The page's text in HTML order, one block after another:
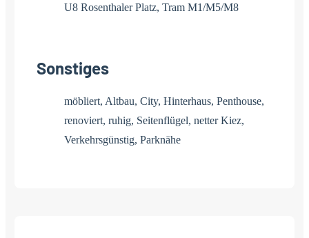
U8 Rosenthaler Platz, Tram M1/M5/M8
Sonstiges
möbliert, Altbau, City, Hinterhaus, Penthouse,
renoviert, ruhig, Seitenflügel, netter Kiez,
Verkehrsgünstig, Parknähe